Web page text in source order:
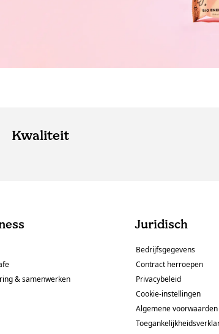
Kwaliteit
& samenwerken
Juridisch
Bedrijfsgegevens
Contract herroepen
Privacybeleid
Cookie-instellingen
Algemene voorwaarden